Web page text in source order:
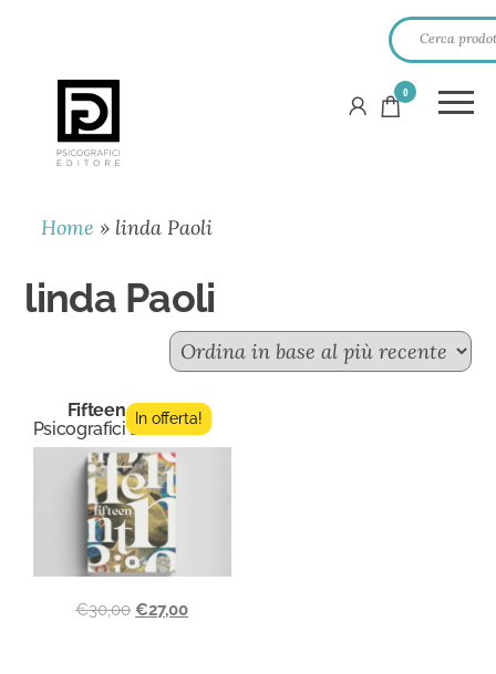
PSICOGRAFICI
EDITORE
0
Home » linda Paoli
linda Paoli
Fifteen n.3
Psicografici Editore
In offerta!
€30,00 €27,00